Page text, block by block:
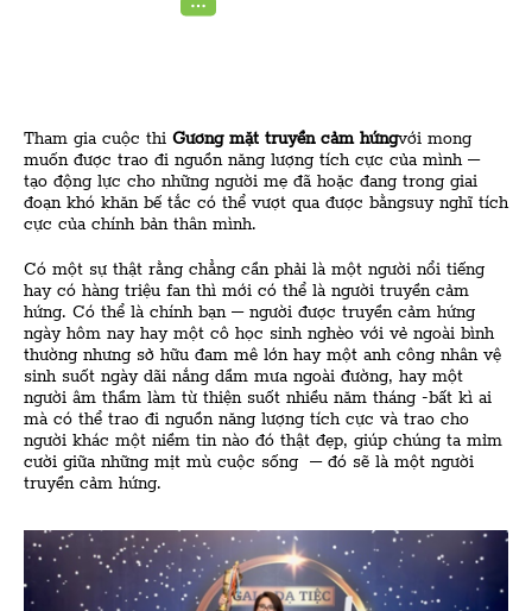
Tham gia cuộc thi Gương mặt truyền cảm hứngvới mong
muốn được trao đi nguồn năng lượng tích cực của mình –
tạo động lực cho những người mẹ đã hoặc đang trong giai
đoạn khó khăn bế tắc có thể vượt qua được bằngsuy nghĩ tích
cực của chính bản thân mình.
Có một sự thật rằng chẳng cần phải là một người nổi tiếng
hay có hàng triệu fan thì mới có thể là người truyền cảm
hứng. Có thể là chính bạn – người được truyền cảm hứng
ngày hôm nay hay một cô học sinh nghèo với vẻ ngoài bình
thường nhưng sở hữu đam mê lớn hay một anh công nhân vệ
sinh suốt ngày dãi nắng dầm mưa ngoài đường, hay một
người âm thầm làm từ thiện suốt nhiều năm tháng -bất kì ai
mà có thể trao đi nguồn năng lượng tích cực và trao cho
người khác một niềm tin nào đó thật đẹp, giúp chúng ta mỉm
cười giữa những mịt mù cuộc sống – đó sẽ là một người
truyền cảm hứng.